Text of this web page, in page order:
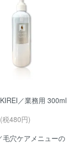
／業務用 300ml
480円)
毛穴ケアメニューの